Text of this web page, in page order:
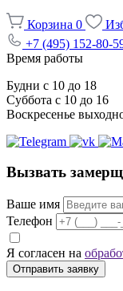
Корзина 0
+7 (495) 152-80-
Время работы
Будни с 10 до 18
Суббота с 10 до 16
Воскресенье
Вызвать
Ваше имя
Телефон
Я согласен на
Отправить заявку